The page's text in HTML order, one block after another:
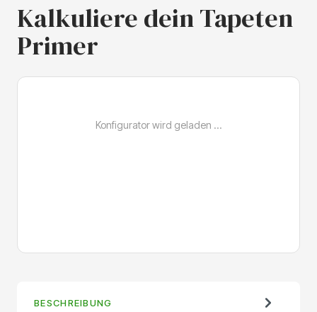
Kalkuliere dein Tapeten
Primer
BESCHREIBUNG